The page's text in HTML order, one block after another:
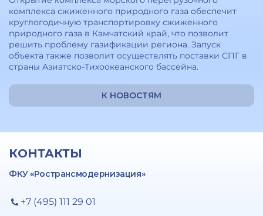
комплекса сжиженного природного газа обеспечит
круглогодичную транспортировку сжиженного
природного газа в Камчатский край, что позволит
решить проблему газификации региона. Запуск
объекта также позволит осуществлять поставки СПГ в
страны Азиатско-Тихоокеанского бассейна.
К НОВОСТЯМ
КОНТАКТЫ
ФКУ «Ространсмодернизация»
+7 (495) 111 29 01